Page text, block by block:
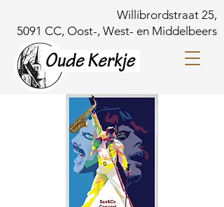
Willibrordstraat 25,
5091 CC, Oost-, West- en Middelbeers